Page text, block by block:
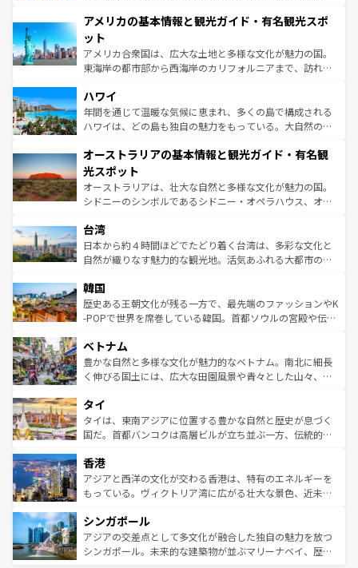
ンツ一覧を参照してほしい。
の建物がそのまま残る町や、スイスならではのユニークな
博物館もあり、アルプス観光だけでなく町歩きも満喫する
ことができる。国民の所得が高いため物価も高いが、旅行
者向けの交通パス提供のサービスもあり、うまく活用すれ
着のスイス情報は
アメリカの基本情報と観光ガイド・有名観光スポ
ット
アメリカ合衆国は、広大な土地と多様な文化が魅力の国。
東海岸の都市部から西海岸のカリフォルニアまで、訪れる
のような巨大都市は、観光、ショッピング、エンターテイ
ンメントが詰まった刺激的なスポットだ。一方、アメリカ
西部には大自然が広がり、グランドキャニオンやイエロー
部のニューオーリンズでは、音楽と美食が融合した独特の
文化が魅力。旅行者はアメリカの各地域で異なる魅力を楽
しみながら、その多様性と豊かな歴史を感じることができ
るだろう。車でのロードトリップや列車の旅も、アメリカ
情報は
ハワイ
年間を通じて温暖な気候に恵まれ、多くの島で構成される
ハワイは、どの島も独自の魅力をもっている。大自然の神
ワイ島は見逃せない。また、定番の観光地といえばオアフ
島だが、静かな自然を求めるならマウイ島やカウアイ島が
おすすめ。エメラルドグリーンに輝く海をはじめ、豊かな
文化や歴史が息づいている。「アロハスピリット」と呼ば
人々、おいしいローカルフードやハワイアンミュージッ
ク、伝統的なフラダンスなど、すべてがハワイの魅力を彩
っている。訪れるたびに新しい発見と感動が待っているハ
はコンテンツ一覧
オーストラリアの基本情報と観光ガイド・有名観
光スポット
オーストラリアは、壮大な自然と多様な文化が魅力の国。
シドニーのシンボルであるシドニー・オペラハウス、オー
リアリーフや大陸中央部にそびえるウルル（エアーズロッ
ク）、タスマニアの美しい原生林やケアンズの熱帯雨林な
ど、見どころがたくさん。また、カフェやワイン、オージ
いる。アクティビティも充実しており、サーフィンやダイ
ビング、ハイキングなど、アウトドア好きにはたまらな
い。オーストラリアの多彩な魅力を存分に味わいつくそ
参照してほしい。
台湾
日本から約４時間ほどでたどり着く台湾は、多彩な文化と
自然が織りなす魅力的な観光地。活気あふれる大都市の台
ン）、静ひつな山岳地帯である台湾東部など、都市の喧騒
と山間の静けさが共存しており、訪れる人に新しい発見と
驚きをもたらしてくれる。また、奥深い台湾の食文化も魅
容にもいいと評判のスイーツなど、バラエティ豊かな料理
が味わえる。 なお、新着の台湾情報は コンテンツ一覧を参
照してほしい。
韓国
歴史ある王朝文化が残る一方で、最先端のファッションやK
-POPで世界を席巻している韓国。首都ソウルの宮殿や伝統
き、地方に足を延ばせば四季折々の自然美を楽しむことが
できる。そして、キムチや焼肉、絶品のストリートフード
まで、さまざまな韓国料理が待っている。夜には、韓国な
リティに包まれながら、韓国の多彩な魅力を心ゆくまで味
わってみてほしい。 なお、新着の韓国情報はコンテンツ一
覧を参照してほしい。
ベトナム
豊かな自然と多様な文化が魅力的なベトナム。南北に細長
く伸びる国土には、広大な田園風景や青々とした山々、世
急速な発展と共に伝統が息づく。ハノイの古い町並みやホ
ーチミン市のフランス統治時代の建物も、独特の雰囲気を
醸し出している。また、バラエティの豊かさとおいしさで
とつ。フォーやバインミー、ベトナムコーヒーなどは、ぜ
ひ現地で味わいたい。どの地域を訪れてもあたたかい人々
が旅行者を迎えてくれるので、きっと忘れられない旅にな
参照してほしい。
タイ
タイは、東南アジアに位置する豊かな自然と歴史が息づく
国だ。首都バンコクは高層ビルが立ち並ぶ一方、伝統的な
の活気が交差している。北部ではチェンマイなどの山岳地
帯で自然と触れ合い、南部ではプーケットやクラビの美し
いビーチでリゾート気分を楽しむことができる。タイ料理
激する。気候は一年中温暖で、どの季節にも異なる楽しみ
が待っている。親しみやすいタイの人々、仏教を中心とし
た文化、そして多様な観光資源が、訪れる旅人を魅了し続
香港
アジアと西洋の文化が交わる香港は、特有のエネルギーを
もっている。ヴィクトリア湾に広がる壮大な景色、近未来
み、どこを訪れても感動するはず。観光スポットが密集し
ており、効率よく見どころを回れるのも魅力。息をのむよ
うな絶景から文化的な体験まで、香港を存分に楽しみ尽く
シンガポール
アジアの交差点として多文化が融合した独自の魅力を放つ
シンガポール。未来的な建築物が並ぶマリーナベイ、歴史